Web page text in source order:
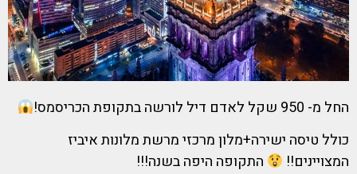
החל מ- 950 שקל לאדם דיל לורשה בתקופת הכריסמס!
כולל טיסה ישירה+מלון מרכזי מרשת מלונות איביז
המצויינים!!
התקופה היפה בשנה!!!